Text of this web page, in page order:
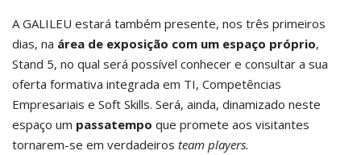
A GALILEU estará também presente, nos três primeiros
dias, na área de exposição com um espaço próprio,
Stand 5, no qual será possível conhecer e consultar a sua
oferta formativa integrada em TI, Competências
Empresariais e Soft Skills. Será, ainda, dinamizado neste
espaço um passatempo que promete aos visitantes
tornarem-se em verdadeiros team players.